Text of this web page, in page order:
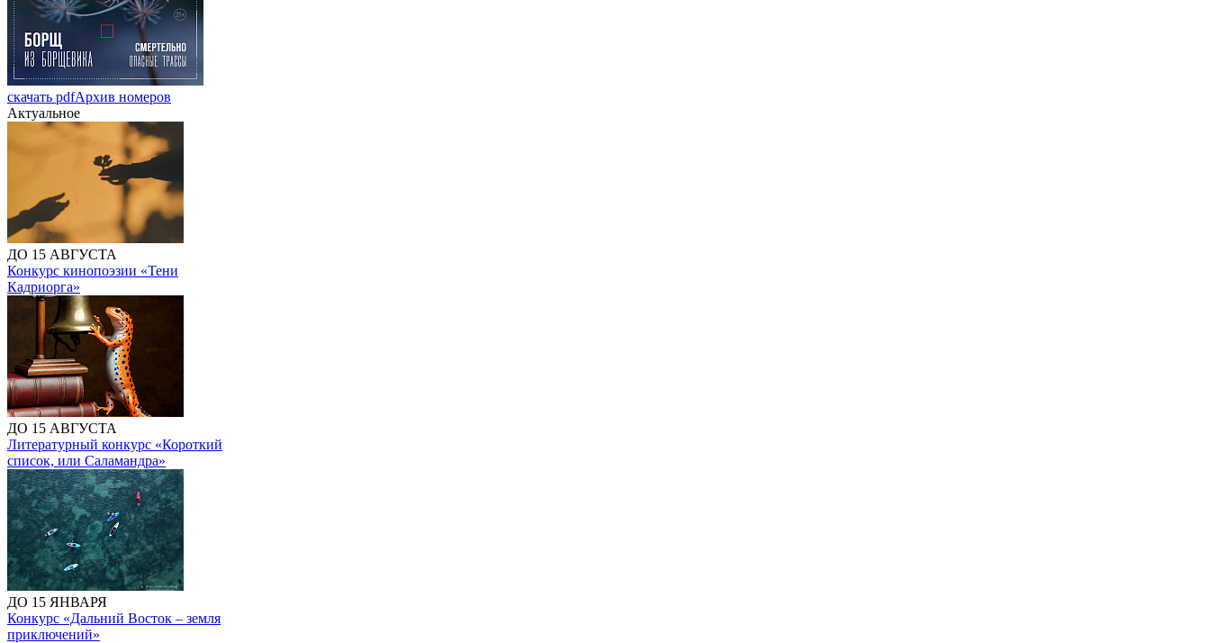
скачать pdfАрхив номеров
Актуальное
ДО 15 АВГУСТА
Конкурс кинопоэзии «Тени
Кадриорга»
ДО 15 АВГУСТА
Литературный конкурс «Короткий
список, или Саламандра»
ДО 15 ЯНВАРЯ
Конкурс «Дальний Восток – земля
приключений»